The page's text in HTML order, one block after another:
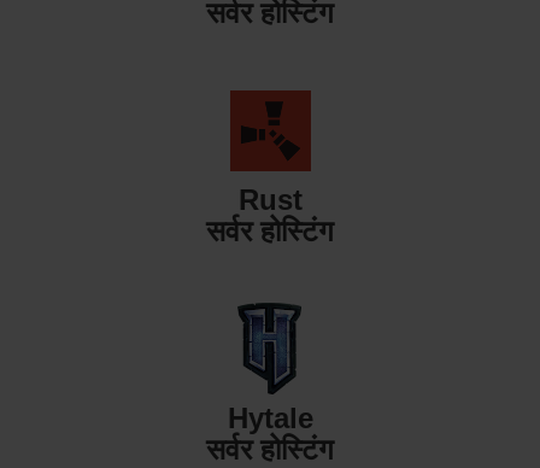
सर्वर होस्टिंग
Rust
सर्वर होस्टिंग
Hytale
सर्वर होस्टिंग